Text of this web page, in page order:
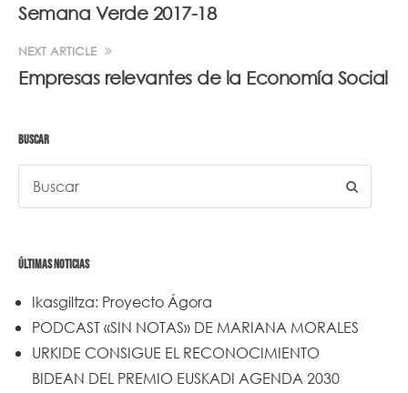
Semana Verde 2017-18
NEXT ARTICLE
Empresas relevantes de la Economía Social
BUSCAR
ÚLTIMAS NOTICIAS
Ikasgiltza: Proyecto Ágora
PODCAST «SIN NOTAS» DE MARIANA MORALES
URKIDE CONSIGUE EL RECONOCIMIENTO
BIDEAN DEL PREMIO EUSKADI AGENDA 2030